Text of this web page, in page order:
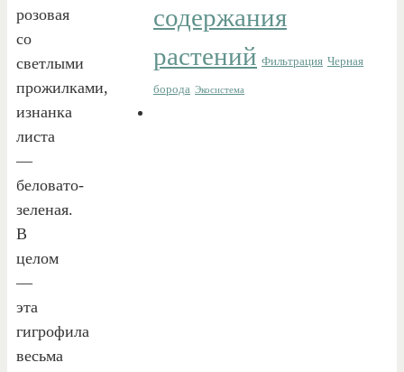
розовая
со
светлыми
прожилками,
изнанка
листа
—
беловато-
зеленая.
В
целом
—
эта
гигрофила
весьма
содержания
растений Фильтрация Черная
борода Экосистема